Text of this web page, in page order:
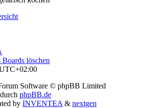
löschen
Software © phpBB Limited
phpBB.de
by INVENTEA & nextgen